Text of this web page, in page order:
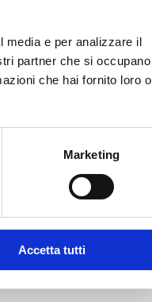
media e per analizzare il
partner che si occupano
che hai fornito loro o
Marketing
Accetta tutti